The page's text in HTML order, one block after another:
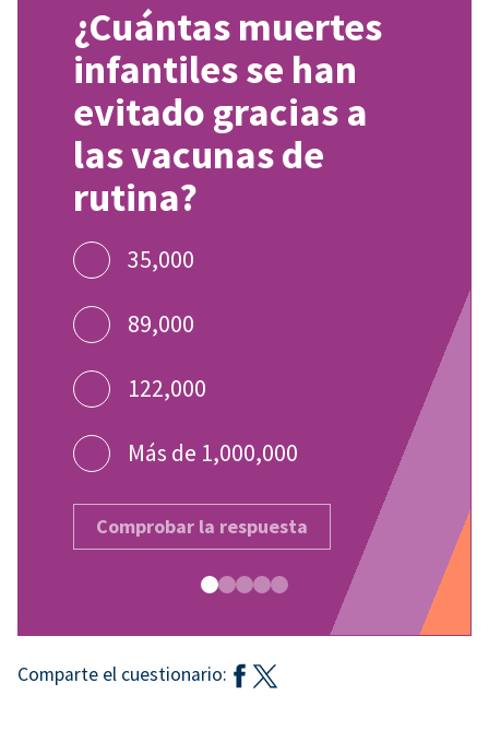
¿Cuántas muertes
infantiles se han
evitado gracias a
las vacunas de
rutina?
35,000
89,000
122,000
Más de 1,000,000
Comprobar la respuesta
Comparte el cuestionario: